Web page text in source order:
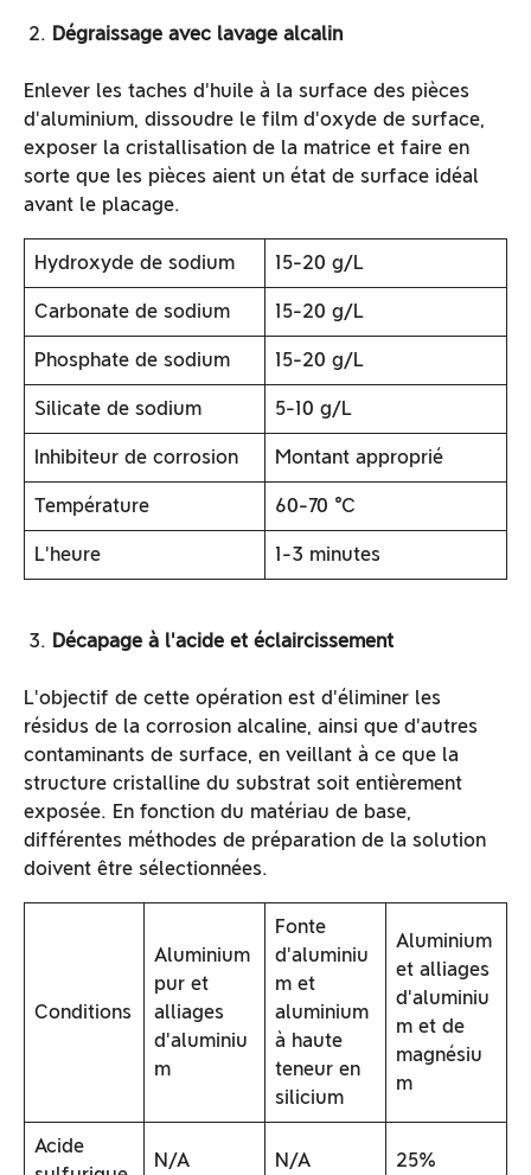
Dégraissage avec lavage alcalin
Enlever les taches d'huile à la surface des pièces
d'aluminium, dissoudre le film d'oxyde de surface,
exposer la cristallisation de la matrice et faire en
sorte que les pièces aient un état de surface idéal
avant le placage.
Hydroxyde de sodium 15-20 g/L
Carbonate de sodium 15-20 g/L
Phosphate de sodium 15-20 g/L
Silicate de sodium 5-10 g/L
Inhibiteur de corrosion Montant approprié
Température 60-70 ℃
L'heure 1-3 minutes
Décapage à l'acide et éclaircissement
L'objectif de cette opération est d'éliminer les
résidus de la corrosion alcaline, ainsi que d'autres
contaminants de surface, en veillant à ce que la
structure cristalline du substrat soit entièrement
exposée. En fonction du matériau de base,
différentes méthodes de préparation de la solution
doivent être sélectionnées.
Conditions
Aluminium
pur et
alliages
d'aluminiu
m
Fonte
d'aluminiu
m et
aluminium
à haute
teneur en
silicium
Aluminium
et alliages
d'aluminiu
m et de
magnésiu
m
Acide
N/A N/A 25%